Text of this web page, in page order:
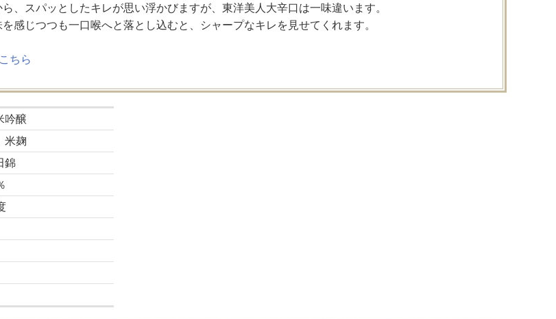
、スパッとしたキレが思い浮かびますが、東洋美人大辛口は一味違います。
感じつつも一口喉へと落とし込むと、シャープなキレを見せてくれます。
ちら
吟醸
米麹
錦